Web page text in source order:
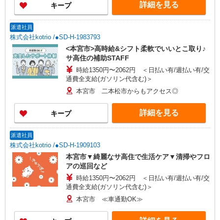
キープ 詳細を見る
派遣社員
株式会社kotrio /●SD-H-1983793
<本宮市>高時給&シフト柔軟でいいとこ取り♪
サ高住の補助STAFF
時給1350円〜2062円 ＜日払い有/週払い有/交
通費全支給(ガソリン代含む)＞
本宮市 二本松市からもアクセス◎
キープ 詳細を見る
派遣社員
株式会社kotrio /●SD-H-1909103
本宮市▼綺麗なサ高住で生活ケア▼清掃やフロ
アの巡回など
時給1350円〜2062円 ＜日払い有/週払い有/交
通費全支給(ガソリン代含む)＞
本宮市 ≪車通勤OK≫